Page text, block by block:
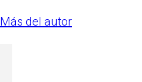
Más del autor